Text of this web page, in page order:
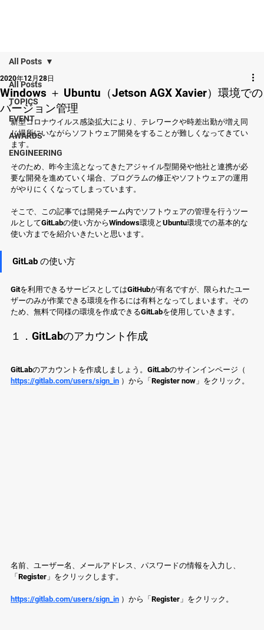
All Posts
TOPICS
EVENT
AWARDS
ENGINEERING
All Posts
Windows ＋ Ubuntu（Jetson AGX Xavier）環境での
バージョン管理
2020年12月28日
新型コロナウイルス感染拡大により、テレワークや時差出勤が増え同
じ場所にいながらソフトウェア開発をすることが難しくなってきてい
ます。
そのため、昨今主流となってきたアジャイル型開発や他社と連携が必
要な開発を進めていく場合、プログラムの修正やソフトウェアの運用
がやりにくくなってしまっています。
そこで、この記事では開発チーム内でソフトウェアの管理を行うツー
ルとしてGitLabの使い方からWindows環境とUbuntu環境での基本的な
使い方までを紹介いきたいと思います。
GitLab の使い方
Gitを利用できるサービスとしてはGitHubが有名ですが、限られたユー
ザーのみが作業できる環境を作るには有料となってしまいます。その
ため、無料で同様の環境を作成できるGitLabを使用していきます。
１．GitLabのアカウント作成
GitLabのアカウントを作成しましょう。GitLabのサインインページ（
https://gitlab.com/users/sign_in ）から「Register now」をクリック。
名前、ユーザー名、メールアドレス、パスワードの情報を入力し、
「Register」をクリックします。
https://gitlab.com/users/sign_in ）から「Register」をクリック。